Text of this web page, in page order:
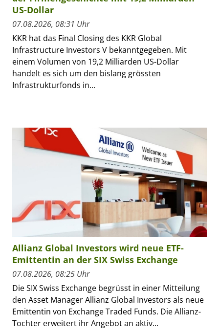
US-Dollar
07.08.2026, 08:31 Uhr
KKR hat das Final Closing des KKR Global
Infrastructure Investors V bekanntgegeben. Mit
einem Volumen von 19,2 Milliarden US-Dollar
handelt es sich um den bislang grössten
Infrastrukturfonds in...
Allianz Global Investors wird neue ETF-
Emittentin an der SIX Swiss Exchange
07.08.2026, 08:25 Uhr
Die SIX Swiss Exchange begrüsst in einer Mitteilung
den Asset Manager Allianz Global Investors als neue
Emittentin von Exchange Traded Funds. Die Allianz-
Tochter erweitert ihr Angebot an aktiv...